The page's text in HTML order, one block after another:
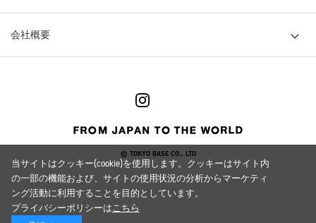
会社概要
© TOKYO BASE CO., LTD
当サイトはクッキー(cookie)を使用します。クッキーはサイト内
の一部の機能および、サイトの使用状況の分析からマーケティ
ング活動に利用することを目的としています。
プライバシーポリシーはこちら